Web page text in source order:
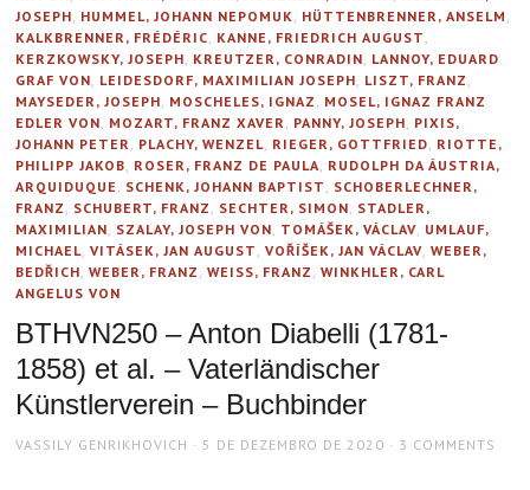
JOSEPH, HUMMEL, JOHANN NEPOMUK, HÜTTENBRENNER, ANSELM ,
KALKBRENNER, FRÉDÉRIC, KANNE, FRIEDRICH AUGUST ,
KERZKOWSKY, JOSEPH, KREUTZER, CONRADIN, LANNOY, EDUARD
GRAF VON, LEIDESDORF, MAXIMILIAN JOSEPH, LISZT, FRANZ ,
MAYSEDER, JOSEPH, MOSCHELES, IGNAZ , MOSEL, IGNAZ FRANZ
EDLER VON, MOZART, FRANZ XAVER, PANNY, JOSEPH, PIXIS,
JOHANN PETER, PLACHY, WENZEL, RIEGER, GOTTFRIED, RIOTTE,
PHILIPP JAKOB, ROSER, FRANZ DE PAULA, RUDOLPH DA ÁUSTRIA,
ARQUIDUQUE , SCHENK, JOHANN BAPTIST , SCHOBERLECHNER,
FRANZ , SCHUBERT, FRANZ , SECHTER, SIMON, STADLER,
MAXIMILIAN, SZALAY, JOSEPH VON, TOMÁŠEK, VÁCLAV, UMLAUF,
MICHAEL,VITÁSEK, JAN AUGUST ,VOŘÍŠEK, JAN VÁCLAV,WEBER,
BEDŘICH,WEBER, FRANZ ,WEISS, FRANZ ,WINKHLER, CARL
ANGELUS VON
BTHVN250 – Anton Diabelli (1781-
1858) et al. – Vaterländischer
Künstlerverein – Buchbinder
AUTHOR
VASSILY GENRIKHOVICH
POSTED
5 DE DEZEMBRO DE 2020 3 COMMENTS